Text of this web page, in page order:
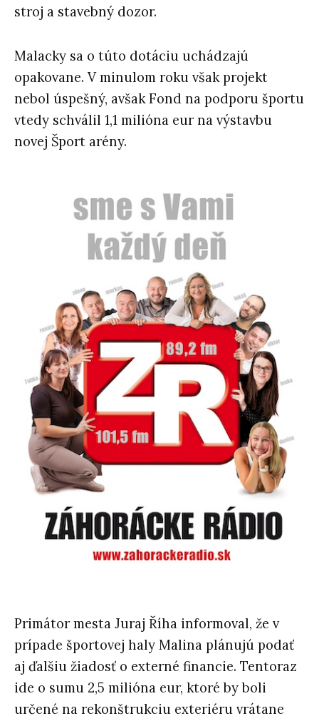
stroj a stavebný dozor.
Malacky sa o túto dotáciu uchádzajú
opakovane. V minulom roku však projekt
nebol úspešný, avšak Fond na podporu športu
vtedy schválil 1,1 milióna eur na výstavbu
novej Šport arény.
Primátor mesta Juraj Říha informoval, že v
prípade športovej haly Malina plánujú podať
aj ďalšiu žiadosť o externé financie. Tentoraz
ide o sumu 2,5 milióna eur, ktoré by boli
určené na rekonštrukciu exteriéru vrátane